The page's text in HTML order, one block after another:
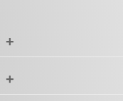
+
+